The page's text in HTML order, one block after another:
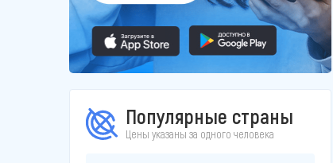
Популярные страны
Цены указаны за одного человека